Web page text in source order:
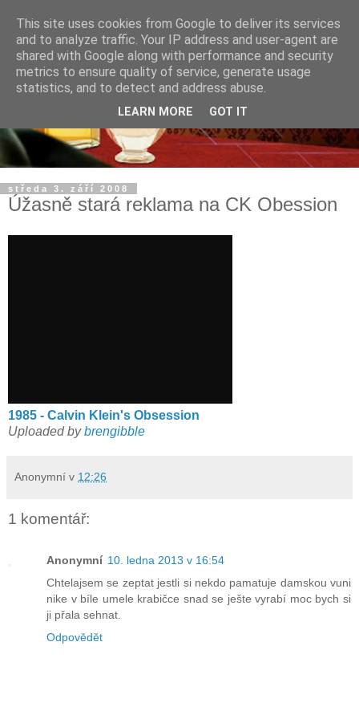
středa 3. září 2008
Úžasně stará reklama na CK Obession
1985 - Calvin Klein's Obsession
Uploaded bybrengibble
Anonymní v 12:26
1 komentář:
Anonymní 10. ledna 2013 v 16:54
Chtelajsem se zeptat jestli si nekdo pamatuje damskou vuni
nike v bíle umele krabičce snad se ješte vyrabí moc bych si
ji přala sehnat.
Odpovědět
This site uses cookies from Google to deliver its services
and to analyze traffic. Your IP address and user-agent are
shared with Google along with performance and security
metrics to ensure quality of service, generate usage
statistics, and to detect and address abuse.
LEARN MORE GOT IT